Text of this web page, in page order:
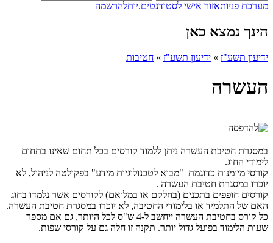
מערכת פניותאזור אישי לסטודנטים.יותלהרשמה
הינך נמצא כאן
ידיעון תשע"ז » ידיעון תשע"ז » חטיבות
העשרה
במסגרת חטיבת העשרה ניתן ללמוד קורסים בכל תחום שאינו בתחום
לימודי החוג.
קורסי מיומנות כדוגמת "מבוא לטכנולוגיות מידע" בפקולטה לניהול, לא
יוכרו במסגרת חטיבת העשרה .
קורסים חופפים בתכנים (בחלקם או במלואם) לקורסים אשר נלמדו בחוג
האם של התלמיד או בלימודי החטיבה, לא יוכרו במסגרת חטיבת העשרה.
כל קורס בחטיבת העשרה ייחשב ל-4 ש"ס לכל היותר, גם אם מספר
שעות הלימוד בפועל גדול יותר. תקנה זו חלה גם על קורסי שפות.